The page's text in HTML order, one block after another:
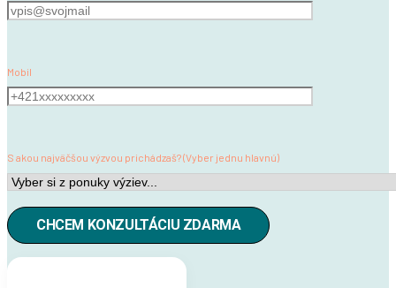
Mobil
S akou najväčšou výzvou prichádzaš? (Vyber jednu hlavnú)